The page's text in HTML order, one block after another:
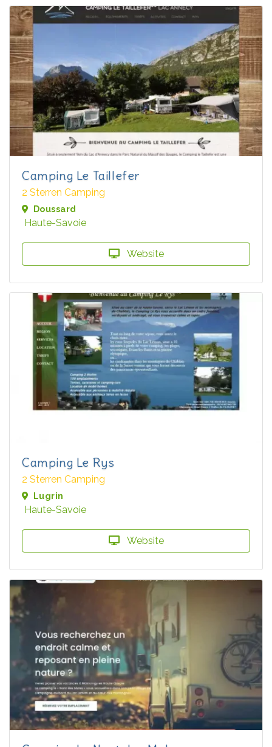
Camping Le Taillefer
2 Sterren Camping
Doussard
Haute-Savoie
Website
Camping Le Rys
2 Sterren Camping
Lugrin
Haute-Savoie
Website